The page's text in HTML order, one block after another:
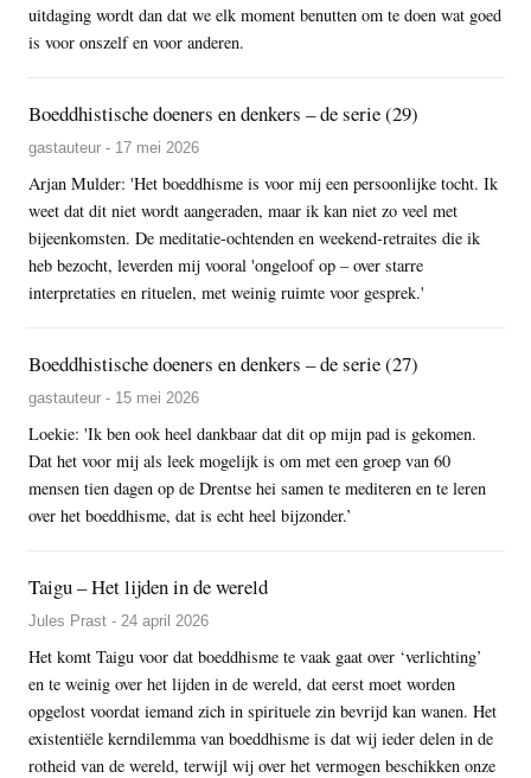
uitdaging wordt dan dat we elk moment benutten om te doen wat goed
is voor onszelf en voor anderen.
Boeddhistische doeners en denkers – de serie (29)
gastauteur - 17 mei 2026
Arjan Mulder: 'Het boeddhisme is voor mij een persoonlijke tocht. Ik
weet dat dit niet wordt aangeraden, maar ik kan niet zo veel met
bijeenkomsten. De meditatie-ochtenden en weekend-retraites die ik
heb bezocht, leverden mij vooral 'ongeloof op – over starre
interpretaties en rituelen, met weinig ruimte voor gesprek.'
Boeddhistische doeners en denkers – de serie (27)
gastauteur - 15 mei 2026
Loekie: 'Ik ben ook heel dankbaar dat dit op mijn pad is gekomen.
Dat het voor mij als leek mogelijk is om met een groep van 60
mensen tien dagen op de Drentse hei samen te mediteren en te leren
over het boeddhisme, dat is echt heel bijzonder.’
Taigu – Het lijden in de wereld
Jules Prast - 24 april 2026
Het komt Taigu voor dat boeddhisme te vaak gaat over ‘verlichting’
en te weinig over het lijden in de wereld, dat eerst moet worden
opgelost voordat iemand zich in spirituele zin bevrijd kan wanen. Het
existentiële kerndilemma van boeddhisme is dat wij ieder delen in de
rotheid van de wereld, terwijl wij over het vermogen beschikken onze